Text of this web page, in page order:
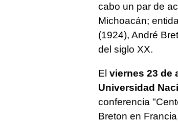
cabo un par de
Michoacán;
(1924), André
del siglo XX.
El viernes 23 de
Universidad
conferencia
Breton en